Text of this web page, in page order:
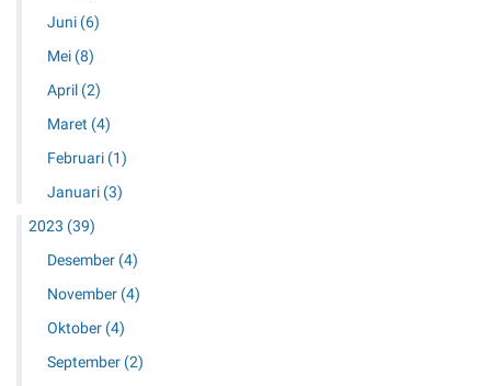
Juni (6)
Mei (8)
April (2)
Maret (4)
Februari (1)
Januari (3)
2023 (39)
Desember (4)
November (4)
Oktober (4)
September (2)